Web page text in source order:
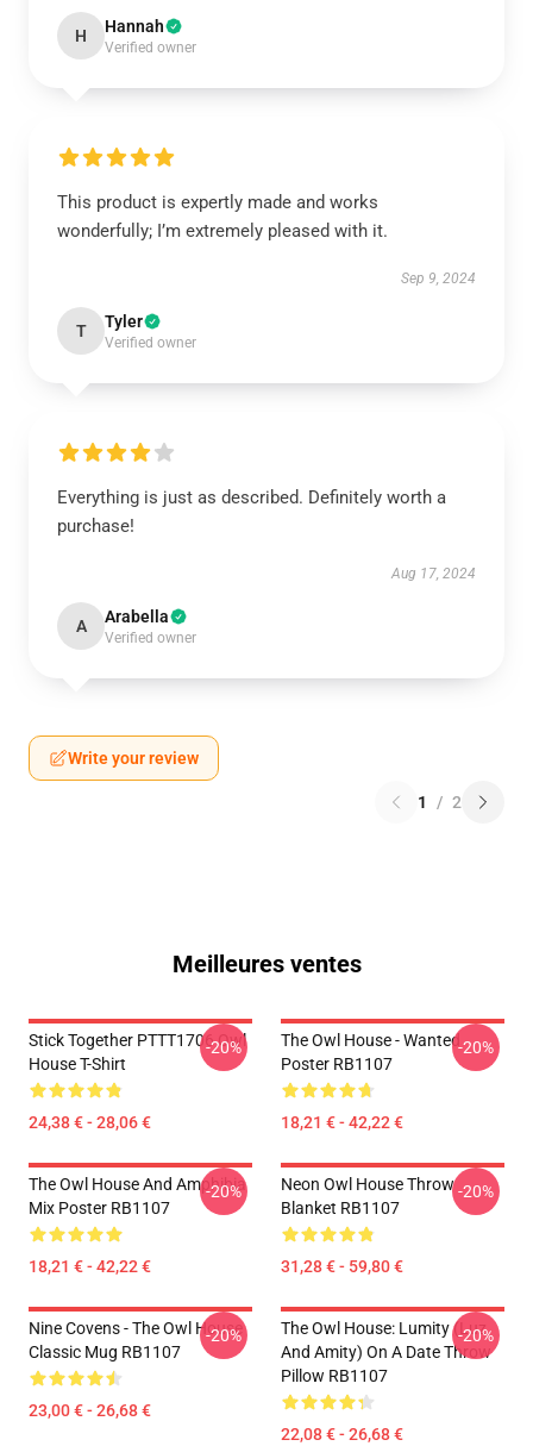
H Hannah
Verified owner
This product is expertly made and works
wonderfully; I’m extremely pleased with it.
Sep 9, 2024
T Tyler
Verified owner
Everything is just as described. Definitely worth a
purchase!
Aug 17, 2024
A Arabella
Verified owner
Write your review
1 / 2
Meilleures ventes
Stick Together PTTT1706 Owl
House T-Shirt
24,38 € - 28,06 €
-20%
The Owl House - Wanted
Poster RB1107
18,21 € - 42,22 €
-20%
The Owl House And Amphibia
Mix Poster RB1107
18,21 € - 42,22 €
-20%
Neon Owl House Throw
Blanket RB1107
31,28 € - 59,80 €
-20%
Nine Covens - The Owl House
Classic Mug RB1107
23,00 € - 26,68 €
-20%
The Owl House: Lumity (Luz
And Amity) On A Date Throw
Pillow RB1107
22,08 € - 26,68 €
-20%